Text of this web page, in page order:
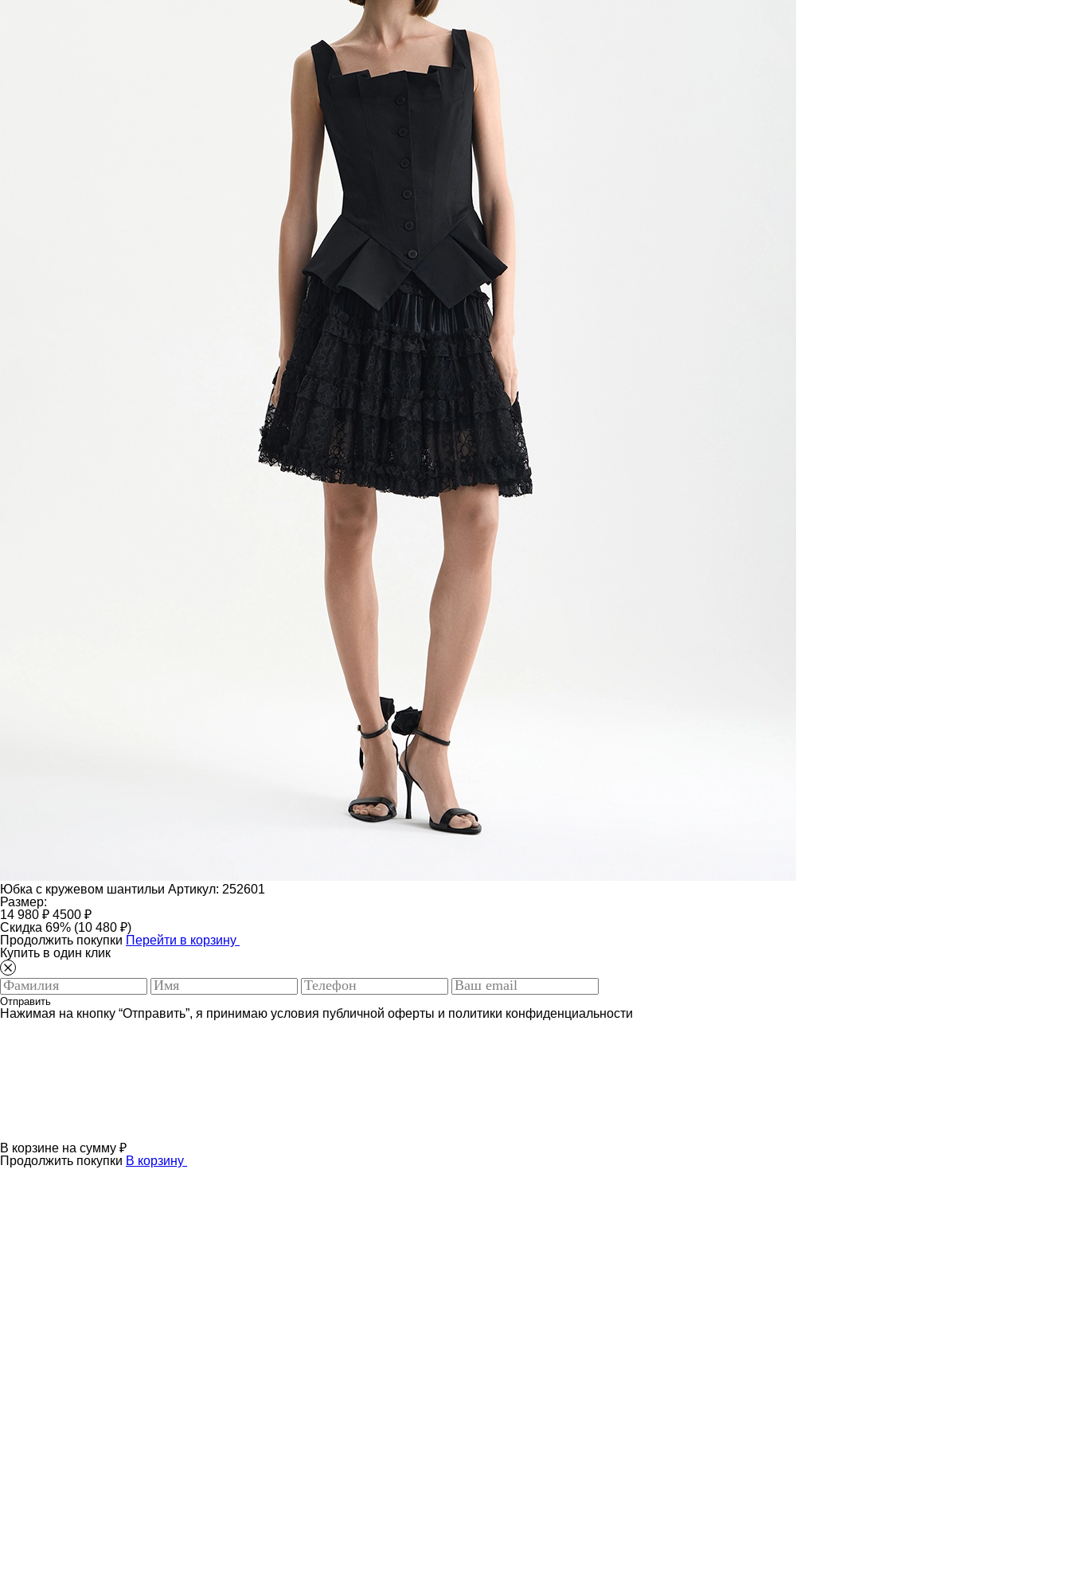
Юбка с кружевом шантильи Артикул: 252601
Размер:
14 980 ₽ 4500 ₽
Скидка 69% (10 480 ₽)
Продолжить покупки Перейти в корзину
Купить в один клик
Отправить
Нажимая на кнопку “Отправить”, я принимаю условия публичной оферты и политики конфиденциальности
В корзине на сумму ₽
Продолжить покупки В корзину